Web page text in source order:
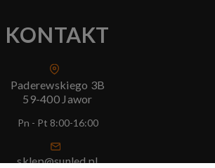
KONTAKT
Paderewskiego 3B
59-400 Jawor
Pn - Pt 8:00-16:00
sklep@sunled.pl